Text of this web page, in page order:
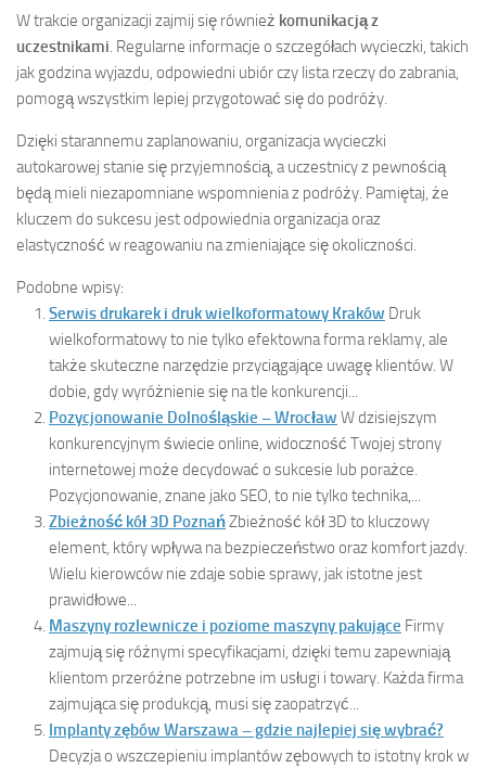
W trakcie organizacji zajmij się również komunikacją z
uczestnikami. Regularne informacje o szczegółach wycieczki, takich
jak godzina wyjazdu, odpowiedni ubiór czy lista rzeczy do zabrania,
pomogą wszystkim lepiej przygotować się do podróży.
Dzięki starannemu zaplanowaniu, organizacja wycieczki
autokarowej stanie się przyjemnością, a uczestnicy z pewnością
będą mieli niezapomniane wspomnienia z podróży. Pamiętaj, że
kluczem do sukcesu jest odpowiednia organizacja oraz
elastyczność w reagowaniu na zmieniające się okoliczności.
Podobne wpisy:
Serwis drukarek i druk wielkoformatowy Kraków Druk
wielkoformatowy to nie tylko efektowna forma reklamy, ale
także skuteczne narzędzie przyciągające uwagę klientów. W
dobie, gdy wyróżnienie się na tle konkurencji...
Pozycjonowanie Dolnośląskie – Wrocław W dzisiejszym
konkurencyjnym świecie online, widoczność Twojej strony
internetowej może decydować o sukcesie lub porażce.
Pozycjonowanie, znane jako SEO, to nie tylko technika,...
Zbieżność kół 3D PoznańZbieżność kół 3D to kluczowy
element, który wpływa na bezpieczeństwo oraz komfort jazdy.
Wielu kierowców nie zdaje sobie sprawy, jak istotne jest
prawidłowe...
Maszyny rozlewnicze i poziome maszyny pakujące Firmy
zajmują się różnymi specyfikacjami, dzięki temu zapewniają
klientom przeróżne potrzebne im usługi i towary. Każda firma
zajmująca się produkcją, musi się zaopatrzyć...
Implanty zębów Warszawa – gdzie najlepiej się wybrać?
Decyzja o wszczepieniu implantów zębowych to istotny krok w